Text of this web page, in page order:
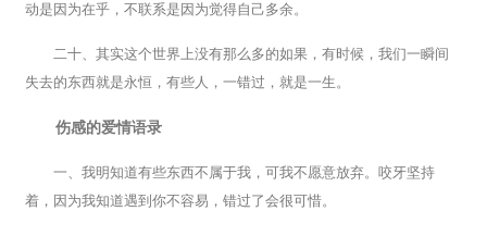
动是因为在乎，不联系是因为觉得自己多余。
二十、其实这个世界上没有那么多的如果，有时候，我们一瞬间
失去的东西就是永恒，有些人，一错过，就是一生。
伤感的爱情语录
一、我明知道有些东西不属于我，可我不愿意放弃。咬牙坚持
着，因为我知道遇到你不容易，错过了会很可惜。